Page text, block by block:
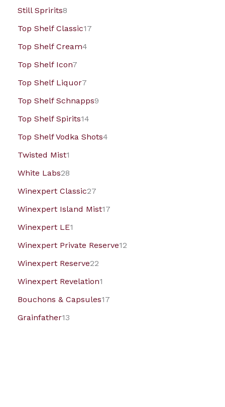
Still Spririts8
Top Shelf Classic17
Top Shelf Cream4
Top Shelf Icon7
Top Shelf Liquor7
Top Shelf Schnapps9
Top Shelf Spirits14
Top Shelf Vodka Shots4
Twisted Mist1
White Labs28
Winexpert Classic27
Winexpert Island Mist17
Winexpert LE1
Winexpert Private Reserve12
Winexpert Reserve22
Winexpert Revelation1
Bouchons & Capsules17
Grainfather13